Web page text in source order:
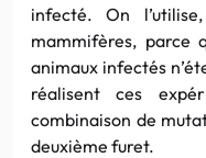
infecté. On
mammifères, parce
animaux infectés
réalisent ces
combinaison de
deuxième furet.